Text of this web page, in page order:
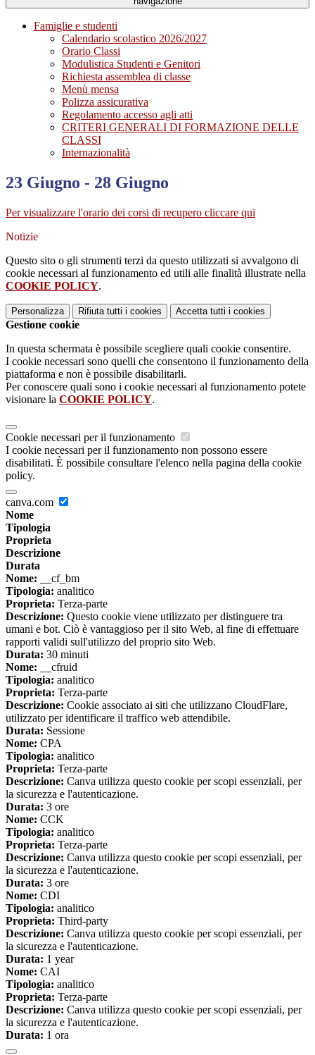
Famiglie e studenti
Calendario scolastico 2026/2027
Orario Classi
Modulistica Studenti e Genitori
Richiesta assemblea di classe
Menù mensa
Polizza assicurativa
Regolamento accesso agli atti
CRITERI GENERALI DI FORMAZIONE DELLE
CLASSI
Internazionalità
23 Giugno - 28 Giugno
Per visualizzare l'orario dei corsi di recupero cliccare qui
Notizie
Questo sito o gli strumenti terzi da questo utilizzati si avvalgono di
cookie necessari al funzionamento ed utili alle finalità illustrate nella
COOKIE POLICY.
Personalizza Rifiuta tutti i cookies Accetta tutti i cookies
Gestione cookie
In questa schermata è possibile scegliere quali cookie consentire.
I cookie necessari sono quelli che consentono il funzionamento della
piattaforma e non è possibile disabilitarli.
Per conoscere quali sono i cookie necessari al funzionamento potete
visionare la COOKIE POLICY.
Cookie necessari per il funzionamento
I cookie necessari per il funzionamento non possono essere
disabilitati. È possibile consultare l'elenco nella pagina della cookie
policy.
canva.com
Nome
Tipologia
Proprieta
Descrizione
Durata
Nome: __cf_bm
Tipologia: analitico
Proprieta: Terza-parte
Descrizione: Questo cookie viene utilizzato per distinguere tra
umani e bot. Ciò è vantaggioso per il sito Web, al fine di effettuare
rapporti validi sull'utilizzo del proprio sito Web.
Durata: 30 minuti
Nome: __cfruid
Tipologia: analitico
Proprieta: Terza-parte
Descrizione: Cookie associato ai siti che utilizzano CloudFlare,
utilizzato per identificare il traffico web attendibile.
Durata: Sessione
Nome: CPA
Tipologia: analitico
Proprieta: Terza-parte
Descrizione: Canva utilizza questo cookie per scopi essenziali, per
la sicurezza e l'autenticazione.
Durata: 3 ore
Nome: CCK
Tipologia: analitico
Proprieta: Terza-parte
Descrizione: Canva utilizza questo cookie per scopi essenziali, per
la sicurezza e l'autenticazione.
Durata: 3 ore
Nome: CDI
Tipologia: analitico
Proprieta: Third-party
Descrizione: Canva utilizza questo cookie per scopi essenziali, per
la sicurezza e l'autenticazione.
Durata: 1 year
Nome: CAI
Tipologia: analitico
Proprieta: Terza-parte
Descrizione: Canva utilizza questo cookie per scopi essenziali, per
la sicurezza e l'autenticazione.
Durata: 1 ora